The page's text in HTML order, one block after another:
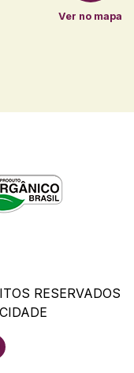
Ver no mapa
RESERVADOS